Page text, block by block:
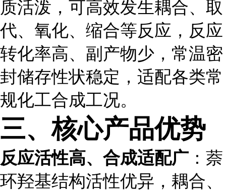
质活泼，可高效发生耦合、取
代、氧化、缩合等反应，反应
转化率高、副产物少，常温密
封储存性状稳定，适配各类常
规化工合成工况。
三、核心产品优势
反应活性高、合成适配广 ：萘
环羟基结构活性优异，耦合、